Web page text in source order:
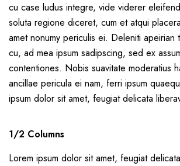
cu case ludus integre, vide viderer
soluta regione diceret, cum et atqui
amet nonumy periculis ei. Deleniti apeirian
cu, ad mea ipsum sadipscing, sed ex
contentiones. Nobis suavitate moderatius
ancillae pericula ei nam, ferri ipsum
ipsum dolor sit amet, feugiat delicata
1/2 Columns
Lorem ipsum dolor sit amet, feugiat